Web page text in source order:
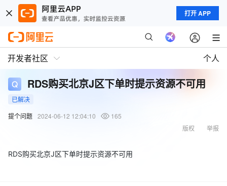
打开 APP
开发者社区 个人
RDS购买北京J区下单时提示资源不可用
已解决
提个问题 2024-06-12 12:04:10
165
举报
版权
RDS购买北京J区下单时提示资源不可用